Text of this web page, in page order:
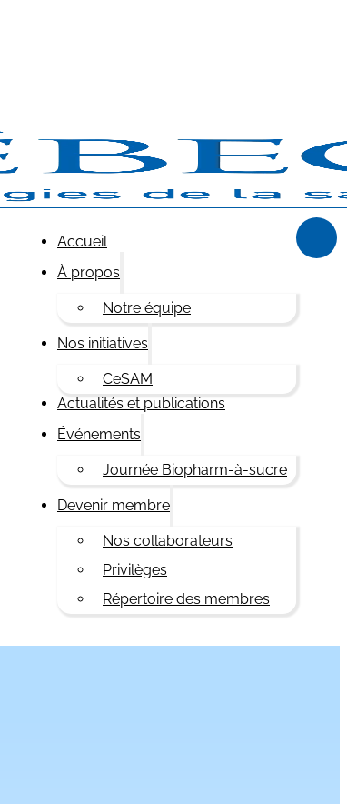
Accueil
À propos
Notre équipe
Nos initiatives
CeSAM
Actualités et publications
Événements
Journée Biopharm-à-sucre
Devenir membre
Nos collaborateurs
Privilèges
Répertoire des membres